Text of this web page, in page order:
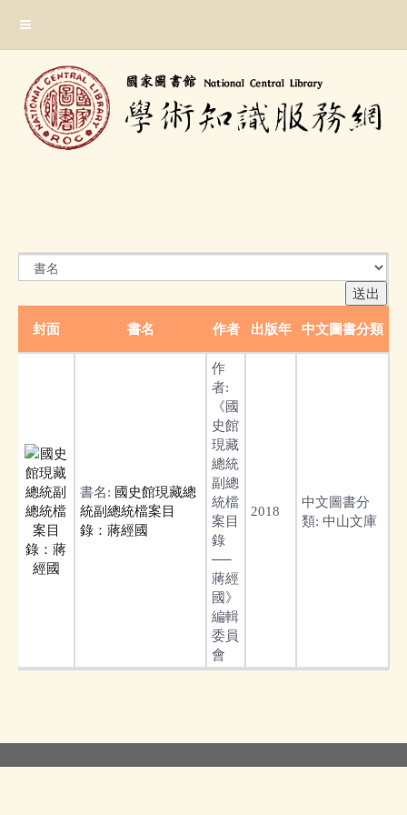
主
封面 書名 作者 出版年 中文圖書分類
書名: 國史館現藏總
統副總統檔案目
錄：蔣經國
作
者:
《國
史館
現藏
總統
副總
統檔
案目
錄
──
蔣經
國》
編輯
委員
會
2018
中文圖書分
類: 中山文庫